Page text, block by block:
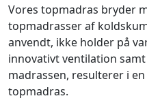
Vores topmadras bryder
topmadrasser af
anvendt, ikke holder på
innovativt ventilation
madrassen, resulterer i
topmadras.